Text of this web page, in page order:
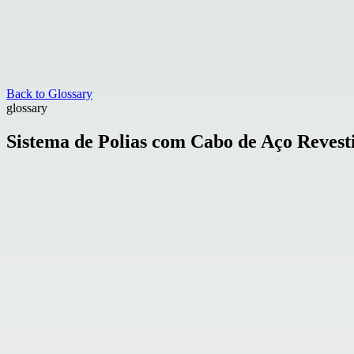
Back to Glossary
glossary
Sistema de Polias com Cabo de Aço